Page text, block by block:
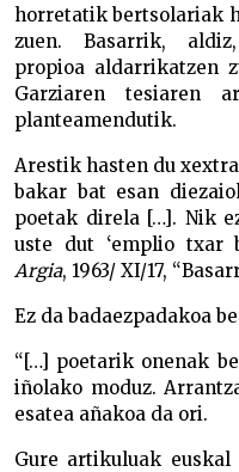
horretatik bertsolariak
zuen. Basarrik,
propioa aldarrikatzen
Garziaren tesiaren
planteamendutik.
Arestik hasten du
bakar bat esan
poetak direla […]. Nik
uste dut ‘emplio txar
Argia, 1963/ XI/17,
Ez da badaezpadakoa
“[…] poetarik onenak
iñolako moduz.
esatea añakoa da ori.
Gure artikuluak